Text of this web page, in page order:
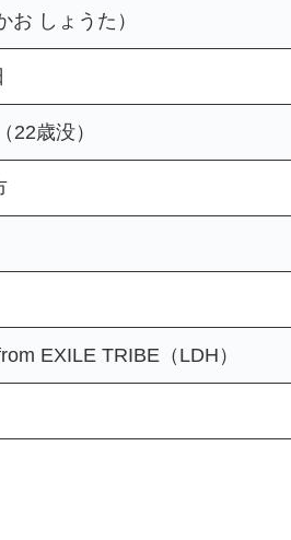
お しょうた）
22歳没）
EXILE TRIBE（LDH）